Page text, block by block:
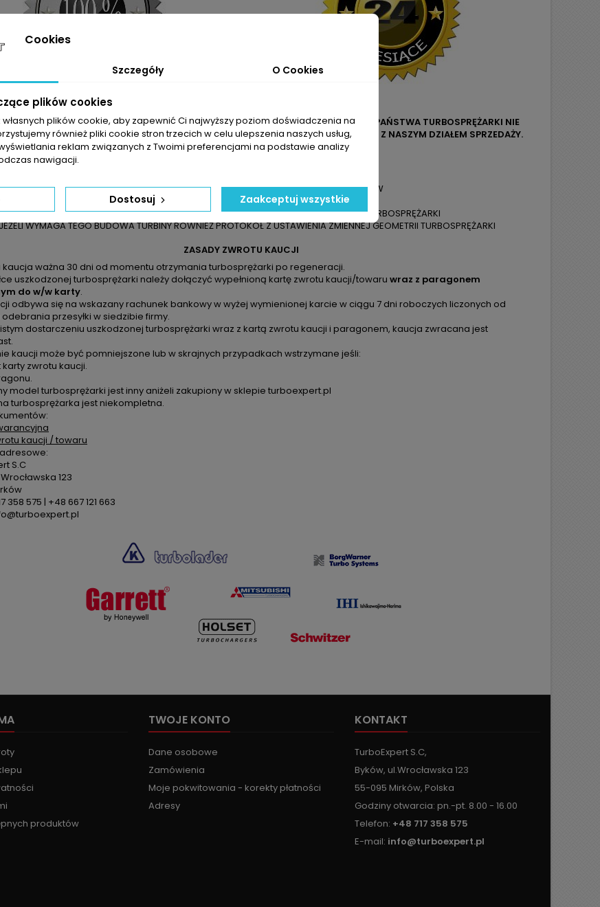
JESTEŚCIE PAŃSTWO PEWNI CO DO WYBRANEGO PRODUKTU LUB OZNACZENIA Z PAŃSTWA TURBOSPRĘŻARKI NIE
SIĘ Z NASZYMI ZAPRASZAMY DO KONTAKTU TELEFONICZNEGO LUB MAILOWEGO Z NASZYM DZIAŁEM SPRZEDAŻY.
DO ZAKUPIONEJ TURBOSPRĘŻARKI OTRZYMUJĄ PAŃSTWO:
KARTĘ GWARANCYJNĄ NA 24 MIESIĄCE BEZ LIMITU KILOMETRÓW
OGÓLNĄ INSTRUKCJĘ MONTAŻU
NA ŻYCZENIE PROTOKÓŁ Z OPERACJI DOWAŻANIA , PRÓBY SZCZELNOŚCI TURBOSPRĘŻARKI
WYMAGA TEGO BUDOWA TURBINY RÓWNIEŻ PROTOKÓŁ Z USTAWIENIA ZMIENNEJ GEOMETRII TURBOSPRĘŻARKI
ZASADY ZWROTU KAUCJI
kaucja ważna 30 dni od momentu otrzymania turbosprężarki po regeneracji.
uszkodzonej turbosprężarki należy dołączyć wypełnioną kartę zwrotu kaucji/towaru wraz z paragonem
do w/w karty.
odbywa się na wskazany rachunek bankowy w wyżej wymienionej karcie w ciągu 7 dni roboczych liczonych od
przesyłki w siedzibie firmy.
dostarczeniu uszkodzonej turbosprężarki wraz z kartą zwrotu kaucji i paragonem, kaucja zwracana jest
kaucji może być pomniejszone lub w skrajnych przypadkach wstrzymane jeśli:
zwrotu kaucji.
model turbosprężarki jest inny aniżeli zakupiony w sklepie turboexpert.pl
turbosprężarka jest niekompletna.
kaucji / towaru
S.C
123
358 575 | +48 667 121 663
produktów
TWOJE KONTO
Dane osobowe
Zamówienia
Moje pokwitowania - korekty płatności
Adresy
KONTAKT
TurboExpert S.C,
Byków, ul.Wrocławska 123
55-095 Mirków, Polska
Godziny otwarcia: pn.-pt. 8.00 - 16.00
Telefon: +48 717 358 575
E-mail: info@turboexpert.pl
Cookies
Szczegóły O Cookies
plików cookies
własnych plików cookie, aby zapewnić Ci najwyższy poziom doświadczenia na
również pliki cookie stron trzecich w celu ulepszenia naszych usług,
reklam związanych z Twoimi preferencjami na podstawie analizy
nawigacji.
Dostosuj Zaakceptuj wszystkie